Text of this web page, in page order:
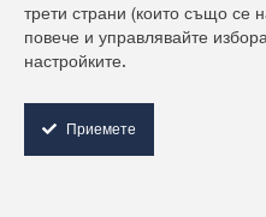
©2026
трети страни (които също се
повече и управлявайте
настройките.
Приемете